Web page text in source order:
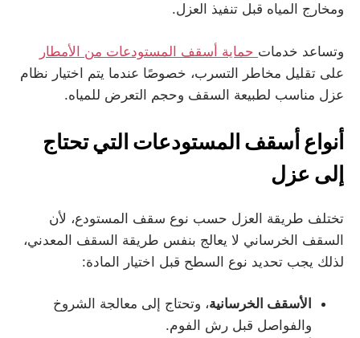
ومخارج المياه قبل تنفيذ العزل.
وتساعد خدمات حماية أسقف المستودعات من الأمطار
على تقليل مخاطر التسرب، خصوصًا عندما يتم اختيار نظام
عزل مناسب لطبيعة السقف وحجم التعرض للمياه.
أنواع أسقف المستودعات التي تحتاج
إلى عزل
تختلف طريقة العزل حسب نوع سقف المستودع، لأن
السقف الخرساني لا يعالج بنفس طريقة السقف المعدني،
لذلك يجب تحديد نوع السطح قبل اختيار المادة:
الأسقف الخرسانية، وتحتاج إلى معالجة الشروخ
والفواصل قبل رش الفوم.